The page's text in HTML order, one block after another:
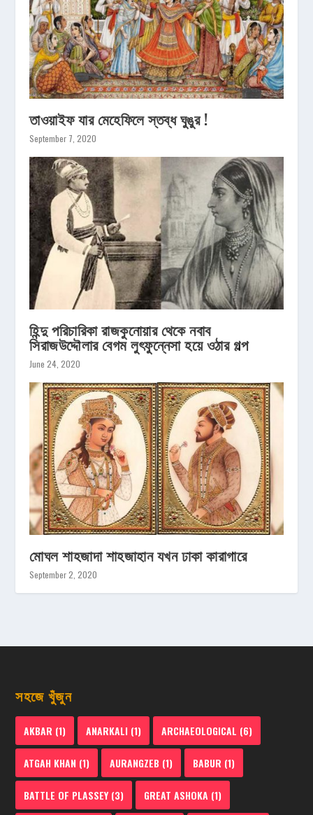
তাওয়াইফ যার মেহেফিলে স্তব্ধ ঘুঙুর !
September 7, 2020
হিন্দু পরিচারিকা রাজকুনোয়ার থেকে নবাব
সিরাজউদ্দৌলার বেগম লুৎফুন্নেসা হয়ে ওঠার গল্প
June 24, 2020
মোঘল শাহজাদা শাহজাহান যখন ঢাকা কারাগারে
September 2, 2020
সহজে খুঁজুন
AKBAR (1) ANARKALI (1) ARCHAEOLOGICAL (6)
ATGAH KHAN (1) AURANGZEB (1) BABUR (1)
BATTLE OF PLASSEY(3) GREAT ASHOKA (1)